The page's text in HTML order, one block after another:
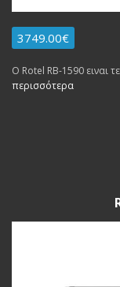
3749.00€
Ο Rotel RB-1590 ειναι
περισσότερα